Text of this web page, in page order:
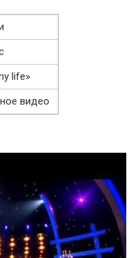
life»
видео